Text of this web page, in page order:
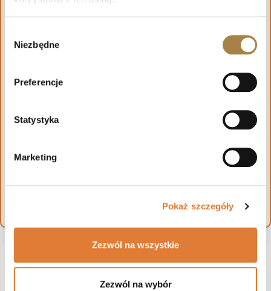
zgody
Niezbędne
Preferencje
Statystyka
Marketing
Pokaż szczegóły
Zezwól na wszystkie
Zezwól na wybór
Wymiary regału POSITIVO